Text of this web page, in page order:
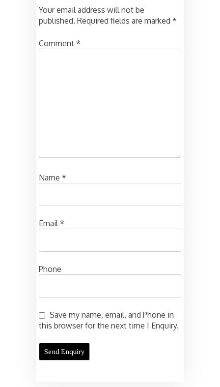
Your email address will not be
published. Required fields are marked *
Comment *
Name *
Email*
Phone
Save my name, email, and Phone in
this browser for the next time I Enquiry.